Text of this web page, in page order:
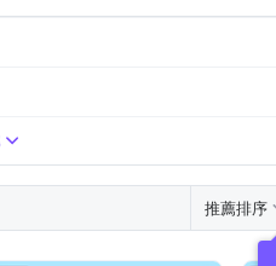
涼薄荷
推薦排序